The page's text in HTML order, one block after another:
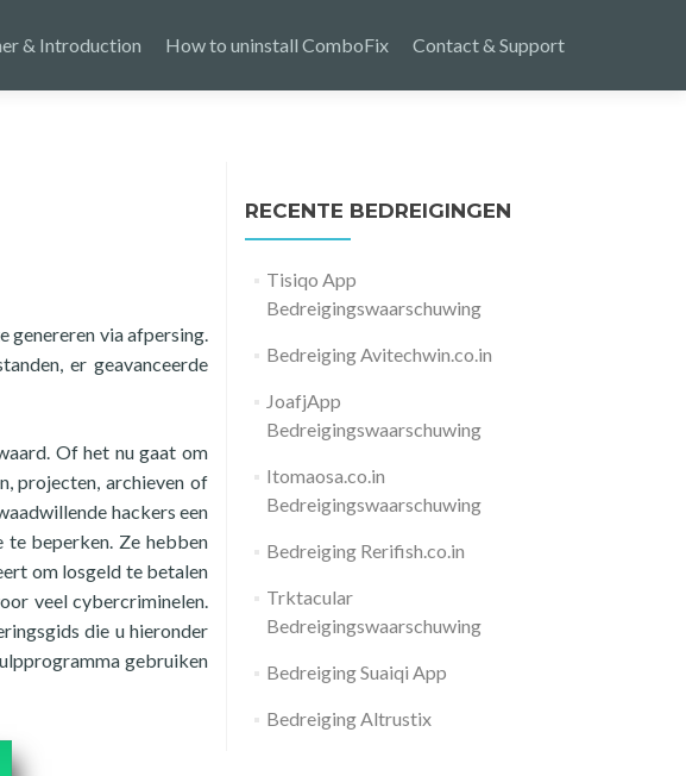
& Introduction How to uninstall ComboFix Contact & Support
genereren via afpersing.
er geavanceerde
Of het nu gaat om
projecten, archieven of
hackers een
beperken. Ze hebben
om losgeld te betalen
veel cybercriminelen.
die u hieronder
gebruiken
RECENTE BEDREIGINGEN
Tisiqo App
Bedreigingswaarschuwing
Bedreiging Avitechwin.co.in
JoafjApp
Bedreigingswaarschuwing
Itomaosa.co.in
Bedreigingswaarschuwing
Bedreiging Rerifish.co.in
Trktacular
Bedreigingswaarschuwing
Bedreiging Suaiqi App
Bedreiging Altrustix